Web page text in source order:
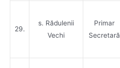
29.
s. Rădulenii
Vechi
Primar
Secretară